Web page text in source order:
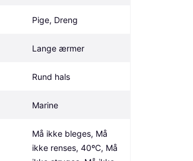
Pige, Dreng
Lange ærmer
Rund hals
Marine
Må ikke bleges, Må
ikke renses, 40ºC, Må